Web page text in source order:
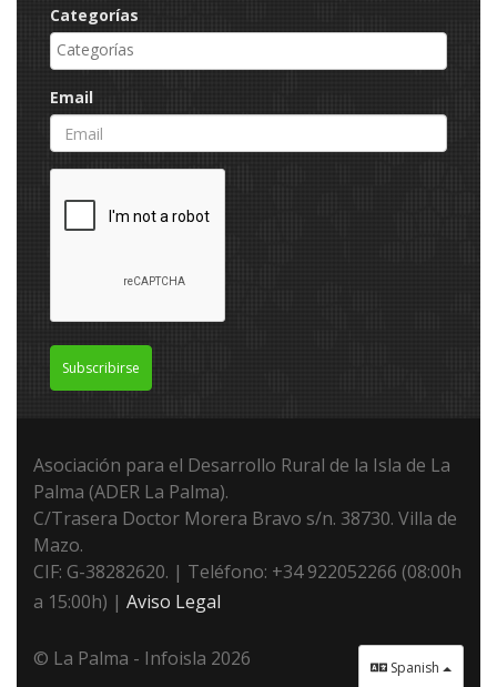
Categorías
Email
Subscribirse
Asociación para el Desarrollo Rural de la Isla de La
Palma (ADER La Palma).
C/Trasera Doctor Morera Bravo s/n. 38730. Villa de
Mazo.
CIF: G-38282620. | Teléfono: +34 922052266 (08:00h
a 15:00h) | Aviso Legal
Spanish
© La Palma - Infoisla 2026